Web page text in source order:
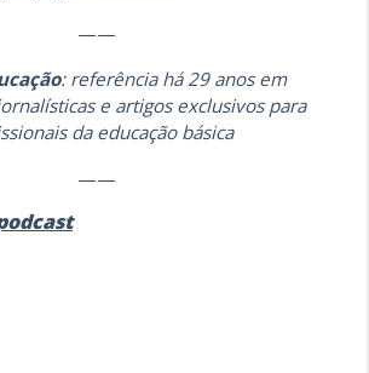
——
: referência há 29 anos em
e artigos exclusivos para
da educação básica
——